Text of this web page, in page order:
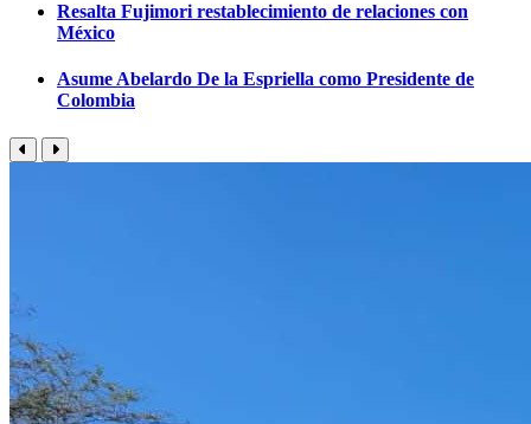
Resalta Fujimori restablecimiento de relaciones con
México
Asume Abelardo De la Espriella como Presidente de
Colombia